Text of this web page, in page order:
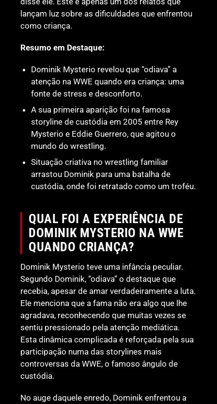
lançam luz sobre as dificuldades que enfrentou
como criança.
Resumo em Destaque:
Dominik Mysterio revelou que “odiava” a
atenção na WWE quando era criança: uma
fonte de stress e desconforto.
A sua primeira aparição foi na famosa
storyline de custódia em 2005 entre Rey
Mysterio e Eddie Guerrero, que agitou o
mundo do wrestling.
Situação criativa no wrestling familiar
arrastou Dominik para uma batalha de
custódia, onde foi retratado como um troféu.
QUAL FOI A EXPERIÊNCIA DE
DOMINIK MYSTERIO NA WWE
QUANDO CRIANÇA?
Dominik Mysterio teve uma infância peculiar.
Segundo Dominik, “odiava” o destaque que
recebia, apesar de amar verdadeiramente a luta.
Ele menciona que a fama não era algo que lhe
agradava, reconhecendo que muitas vezes se
sentiu pressionado pela atenção mediática.
Esta dinâmica complicada é reforçada pela sua
participação numa das storylines mais
controversas da WWE, o famoso ângulo de
custódia.
No auge daquele enredo, Dominik enfrentou a